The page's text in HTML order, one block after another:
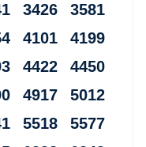
3426 3581
4101 4199
4422 4450
4917 5012
5518 5577